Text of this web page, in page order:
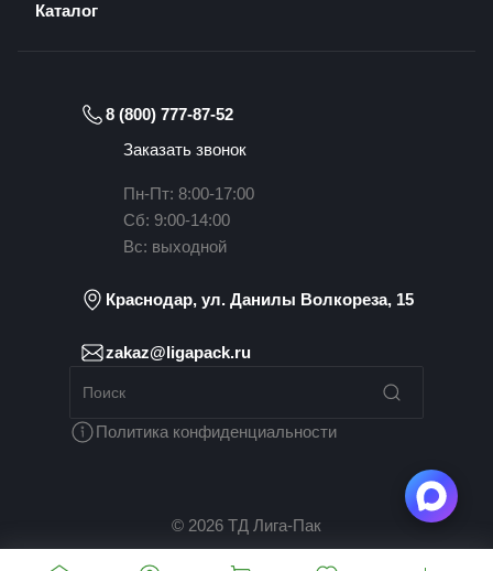
Каталог
8 (800) 777-87-52
Заказать звонок
Пн-Пт: 8:00-17:00
Сб: 9:00-14:00
Вс: выходной
Краснодар, ул. Данилы Волкореза, 15
zakaz@ligapack.ru
Политика конфиденциальности
© 2026 ТД Лига-Пак